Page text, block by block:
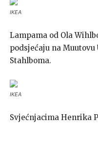
IKEA
Lampama od Ola
podsjećaju na
Stahlboma.
IKEA
Svjećnjacima Henrika